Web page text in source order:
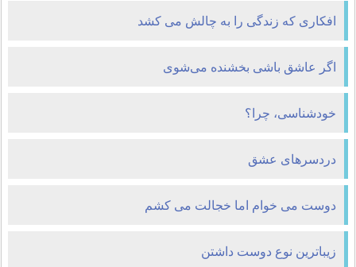
افکاری که زندگی را به چالش می کشد
اگر عاشق باشی بخشنده می‌شوی
خودشناسی، چرا؟
دردسرهای عشق
دوست می خوام اما خجالت می کشم
زیباترین نوع دوست داشتن